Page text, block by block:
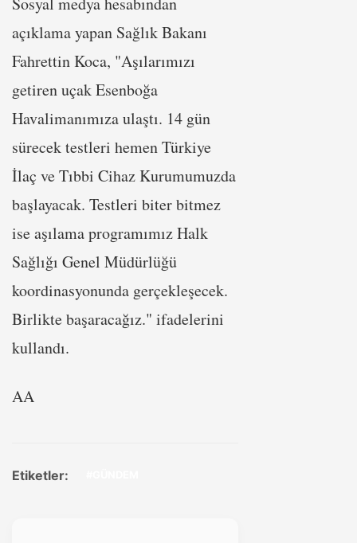
açıklama yapan Sağlık Bakanı
Fahrettin Koca, "Aşılarımızı
getiren uçak Esenboğa
Havalimanımıza ulaştı. 14 gün
sürecek testleri hemen Türkiye
İlaç ve Tıbbi Cihaz Kurumumuzda
başlayacak. Testleri biter bitmez
ise aşılama programımız Halk
Sağlığı Genel Müdürlüğü
koordinasyonunda gerçekleşecek.
Birlikte başaracağız." ifadelerini
kullandı.
AA
Etiketler: